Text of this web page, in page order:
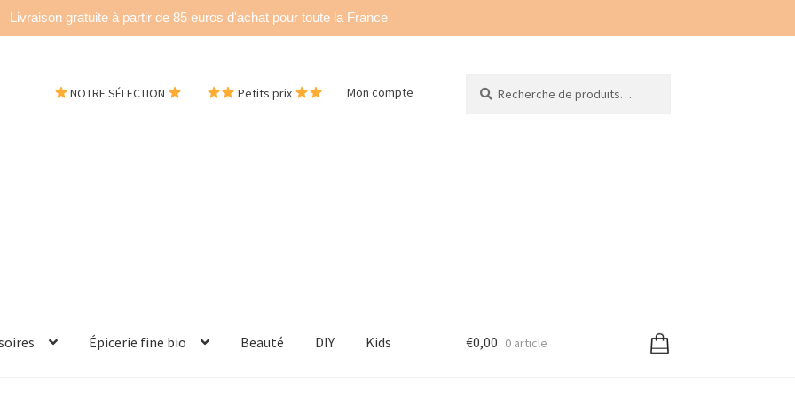
Livraison gratuite à partir de 85 euros d'achat pour toute la France
NOTRE SÉLECTION Petits prix Mon compte
pour :
Épicerie fine bio Beauté DIY Kids €0,00 0 article